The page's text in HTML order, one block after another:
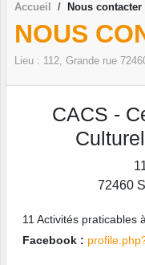
Accueil Nous contacter
NOUS
Lieu : 112, Grande rue
CACS -
72460
11 Activités praticables
Facebook :